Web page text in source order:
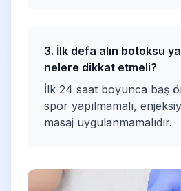
3. İlk defa alın botoksu
nelere dikkat etmeli?
İlk 24 saat boyunca baş
spor yapılmamalı,
masaj uygulanmamalıdır.